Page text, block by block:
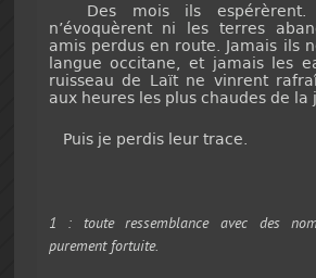
Des mois ils espérèrent.
n’évoquèrent ni les terres
amis perdus en route. Jamais ils
langue occitane, et jamais les
ruisseau de Laït ne vinrent
aux heures les plus chaudes de la
Puis je perdis leur trace.
1 : toute ressemblance avec des
purement fortuite.